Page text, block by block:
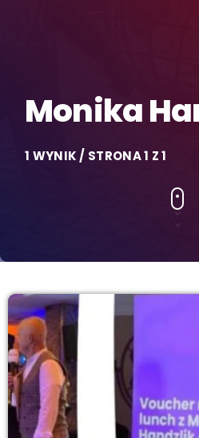
Monika
1 WYNIK / STRONA 1 Z 1